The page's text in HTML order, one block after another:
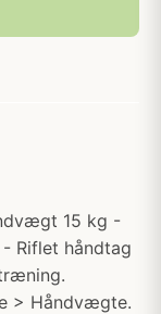
15 kg -
Riflet håndtag
> Håndvægte.